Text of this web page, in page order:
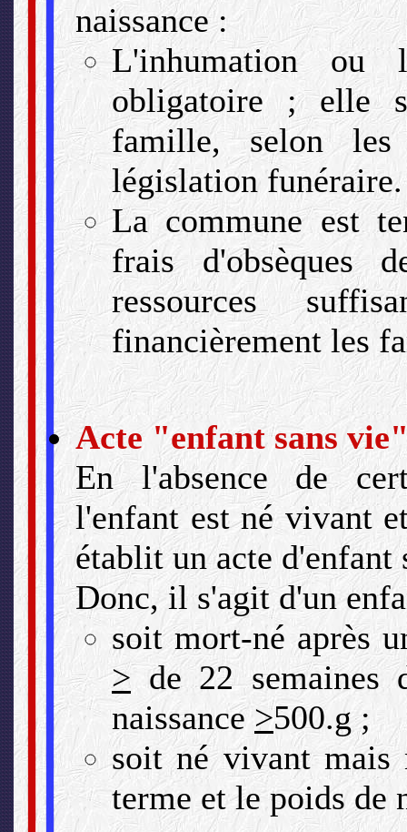
naissance :
L'inhumation ou
obligatoire ; elle
famille, selon
législation funéraire.
La commune est
frais d'obsèques
ressources
financièrement les
Acte "enfant sans
En l'absence de
l'enfant est né vivant
établit un acte d'enfant
Donc, il s'agit d'un
soit mort-né après
>de 22 semaines
naissance>500.g ;
soit né vivant mais
terme et le poids de